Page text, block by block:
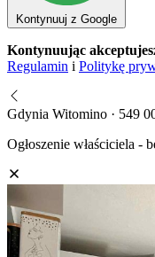
Kontynuuj z Google
Kontynuując
Regulamin i Politykę
Gdynia Witomino · 549
Ogłoszenie właściciela -